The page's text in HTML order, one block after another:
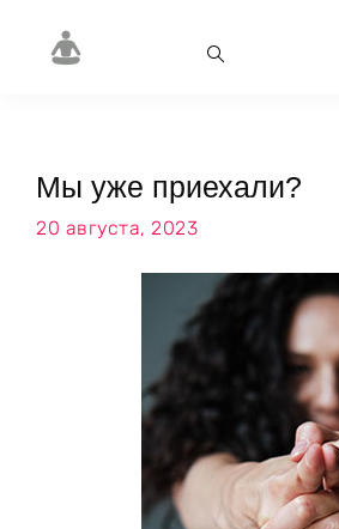
Мы уже приехали?
20 августа, 2023